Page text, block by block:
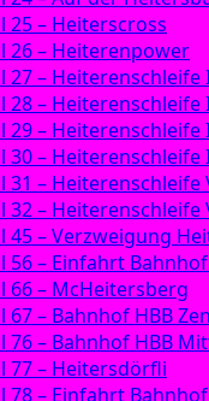
25 – Heiterscross
26 – Heiterenpower
27 – Heiterenschleife
28 – Heiterenschleife
29 – Heiterenschleife
30 – Heiterenschleife
31 – Heiterenschleife
32 – Heiterenschleife
45 – Verzweigung
56 – Einfahrt
66 – McHeitersberg
67 – Bahnhof HBB
76 – Bahnhof HBB
77 – Heitersdörfli
78 – Einfahrt